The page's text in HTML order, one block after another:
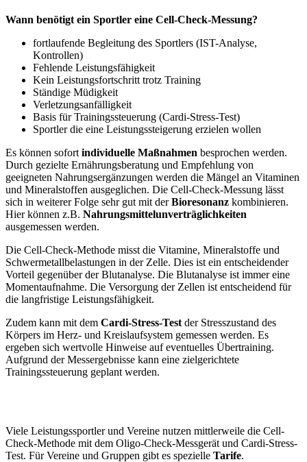
Wann benötigt ein Sportler eine Cell-Check-Messung?
fortlaufende Begleitung des Sportlers (IST-Analyse,
Kontrollen)
Fehlende Leistungsfähigkeit
Kein Leistungsfortschritt trotz Training
Ständige Müdigkeit
Verletzungsanfälligkeit
Basis für Trainingssteuerung (Cardi-Stress-Test)
Sportler die eine Leistungssteigerung erzielen wollen
Es können sofort individuelle Maßnahmen besprochen werden.
Durch gezielte Ernährungsberatung und Empfehlung von
geeigneten Nahrungsergänzungen werden die Mängel an Vitaminen
und Mineralstoffen ausgeglichen. Die Cell-Check-Messung lässt
sich in weiterer Folge sehr gut mit derBioresonanz kombinieren.
Hier können z.B. Nahrungsmittelunverträglichkeiten
ausgemessen werden.
Die Cell-Check-Methode misst die Vitamine, Mineralstoffe und
Schwermetallbelastungen in der Zelle. Dies ist ein entscheidender
Vorteil gegenüber der Blutanalyse. Die Blutanalyse ist immer eine
Momentaufnahme. Die Versorgung der Zellen ist entscheidend für
die langfristige Leistungsfähigkeit.
Zudem kann mit dem Cardi-Stress-Test der Stresszustand des
Körpers im Herz- und Kreislaufsystem gemessen werden. Es
ergeben sich wertvolle Hinweise auf eventuelles Übertraining.
Aufgrund der Messergebnisse kann eine zielgerichtete
Trainingssteuerung geplant werden.
Viele Leistungssportler und Vereine nutzen mittlerweile die Cell-
Check-Methode mit dem Oligo-Check-Messgerät und Cardi-Stress-
Test. Für Vereine und Gruppen gibt es spezielle Tarife.